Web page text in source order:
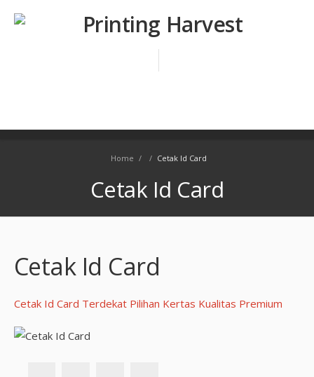
Home / / Cetak Id Card
Cetak Id Card
Cetak Id Card
Cetak Id Card Terdekat Pilihan Kertas Kualitas Premium